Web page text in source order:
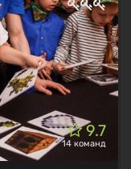
9.7
14 команд